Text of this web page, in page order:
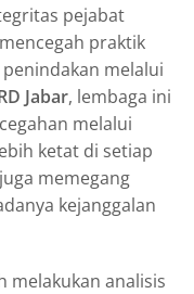
pejabat
praktik
melalui
Jabar, lembaga ini
melalui
ketat di setiap
memegang
kejanggalan
melakukan analisis